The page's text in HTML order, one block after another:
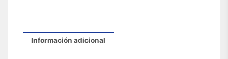
Información adicional